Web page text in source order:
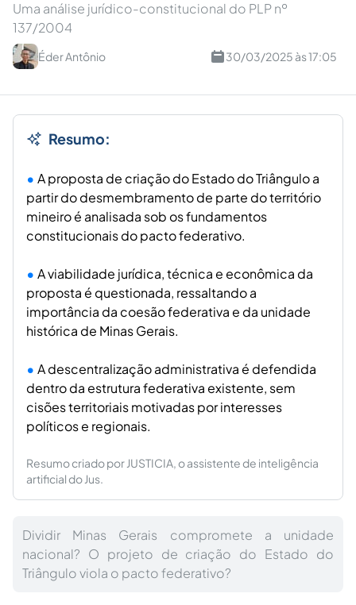
Uma análise jurídico-constitucional do PLP nº
137/2004
Éder Antônio 30/03/2025 às 17:05
Resumo:
A proposta de criação do Estado do Triângulo a
partir do desmembramento de parte do território
mineiro é analisada sob os fundamentos
constitucionais do pacto federativo.
A viabilidade jurídica, técnica e econômica da
proposta é questionada, ressaltando a
importância da coesão federativa e da unidade
histórica de Minas Gerais.
A descentralização administrativa é defendida
dentro da estrutura federativa existente, sem
cisões territoriais motivadas por interesses
políticos e regionais.
Resumo criado por JUSTICIA, o assistente de inteligência
artificial do Jus.
Dividir Minas Gerais compromete a unidade
nacional? O projeto de criação do Estado do
Triângulo viola o pacto federativo?